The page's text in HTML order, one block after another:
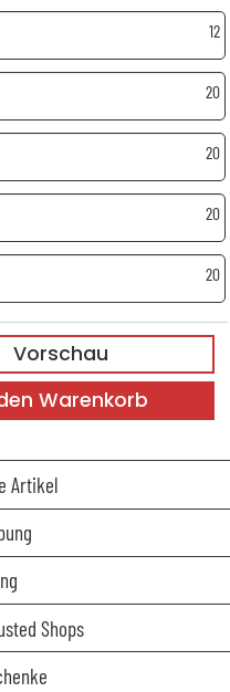
12
20
20
20
20
Vorschau
Warenkorb
Artikel
Shops